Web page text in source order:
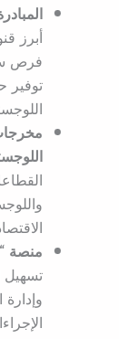
أبرز
فرص
توفير
منصة
تسهيل